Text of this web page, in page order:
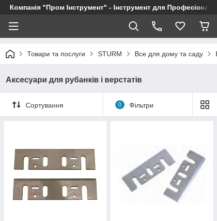
Компанія "Пром Інструмент" - Інструмент для
Товари та послуги STURM Все для дому та саду
Аксесуари для рубанків і верстатів
Сортування 0 Фільтри